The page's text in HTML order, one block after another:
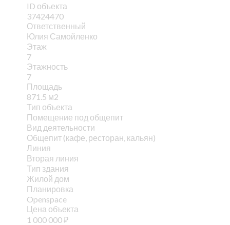
ID объекта
37424470
Ответственный
Юлия Самойленко
Этаж
7
Этажность
7
Площадь
871.5 м2
Тип объекта
Помещение под общепит
Вид деятельности
Общепит (кафе, ресторан, кальян)
Линия
Вторая линия
Тип здания
Жилой дом
Планировка
Openspace
Цена объекта
1 000 000₽